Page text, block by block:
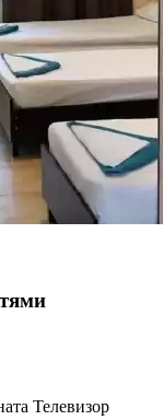
Телевизор